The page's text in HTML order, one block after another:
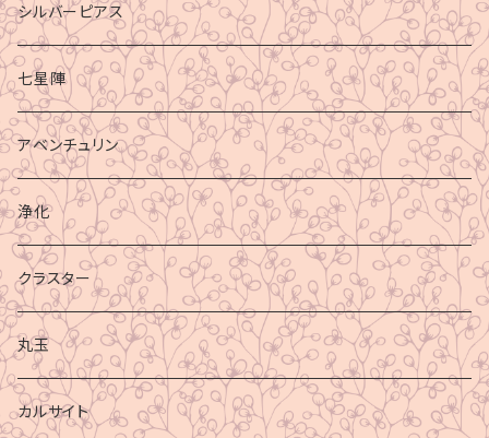
シルバーピアス
七星陣
アベンチュリン
浄化
クラスター
丸玉
カルサイト